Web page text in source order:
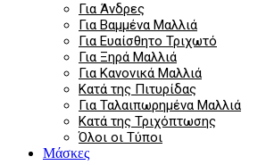
Για Άνδρες
Για Βαμμένα Μαλλιά
Για Ευαίσθητο Τριχωτό
Για Ξηρά Μαλλιά
Για Κανονικά Μαλλιά
Κατά της Πιτυρίδας
Για Ταλαιπωρημένα Μαλλιά
Κατά της Τριχόπτωσης
Όλοι οι Τύποι
Μάσκες